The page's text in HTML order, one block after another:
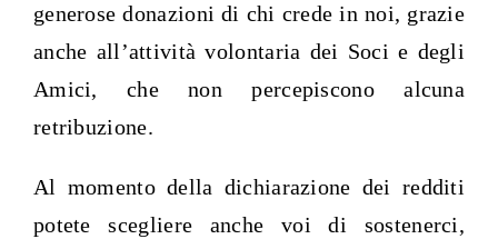
generose donazioni di chi crede in noi, grazie
anche all’attività volontaria dei Soci e degli
Amici, che non percepiscono alcuna
retribuzione.
Al momento della dichiarazione dei redditi
potete scegliere anche voi di sostenerci,